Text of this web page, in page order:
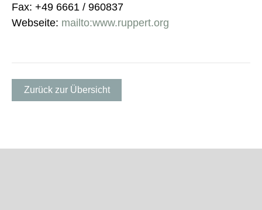
Fax: +49 6661 / 960837
Webseite: mailto:www.ruppert.org
Zurück zur Übersicht